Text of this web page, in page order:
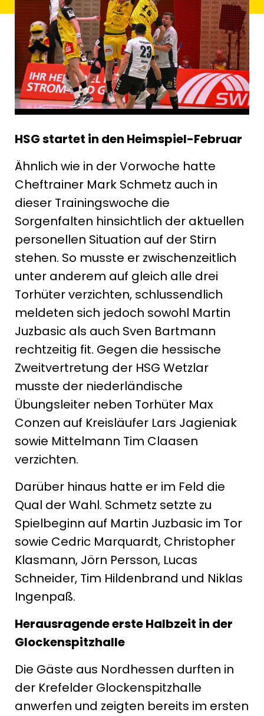
HSG startet in den Heimspiel-Februar
Ähnlich wie in der Vorwoche hatte
Cheftrainer Mark Schmetz auch in
dieser Trainingswoche die
Sorgenfalten hinsichtlich der aktuellen
personellen Situation auf der Stirn
stehen. So musste er zwischenzeitlich
unter anderem auf gleich alle drei
Torhüter verzichten, schlussendlich
meldeten sich jedoch sowohl Martin
Juzbasic als auch Sven Bartmann
rechtzeitig fit. Gegen die hessische
Zweitvertretung der HSG Wetzlar
musste der niederländische
Übungsleiter neben Torhüter Max
Conzen auf Kreisläufer Lars Jagieniak
sowie Mittelmann Tim Claasen
verzichten.
Darüber hinaus hatte er im Feld die
Qual der Wahl. Schmetz setzte zu
Spielbeginn auf Martin Juzbasic im Tor
sowie Cedric Marquardt, Christopher
Klasmann, Jörn Persson, Lucas
Schneider, Tim Hildenbrand und Niklas
Ingenpaß.
Herausragende erste Halbzeit in der
Glockenspitzhalle
Die Gäste aus Nordhessen durften in
der Krefelder Glockenspitzhalle
anwerfen und zeigten bereits im ersten